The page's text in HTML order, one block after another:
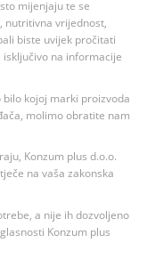
mijenjaju te se
nutritivna vrijednost,
biste uvijek pročitati
na informacije
kojoj marki proizvoda
molimo obratite nam
Konzum plus d.o.o.
na vaša zakonska
a nije ih dozvoljeno
Konzum plus